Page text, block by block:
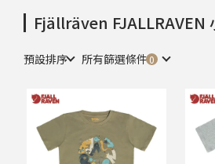
Fjällräven FJALLRAVEN
預設排序 所有篩選條件